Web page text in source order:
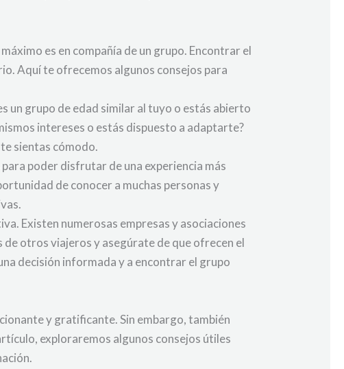
es en compañía de un grupo. Encontrar el
Aquí te ofrecemos algunos consejos para
un grupo de edad similar al tuyo o estás abierto
intereses o estás dispuesto a adaptarte?
sientas cómodo.
poder disfrutar de una experiencia más
de conocer a muchas personas y
Existen numerosas empresas y asociaciones
otros viajeros y asegúrate de que ofrecen el
decisión informada y a encontrar el grupo
y gratificante. Sin embargo, también
exploraremos algunos consejos útiles